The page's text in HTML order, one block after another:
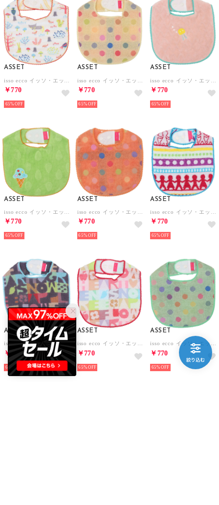
ASSET
￥770
65%
ASSET
￥770
65%
ASSET
￥770
65%
ASSET
￥770
65%
ASSET
￥770
65%
ASSET
￥770
65%
ASSET
isso ecco イッソ・エッコ 今治産タオルスタイ よだれかけ【返品不可商品】 （ロゴ グレー）
￥770
65%
ASSET
isso ecco イッソ・エッコ 今治産タオルスタイ よだれかけ【返品不可商品】 （ロゴ ホワイト）
￥770
65%
ASSET
isso ecco イッソ・エッコ ポップカラー スタイ よだれかけ【返品不可商品】 （グリーン）
￥770
65%